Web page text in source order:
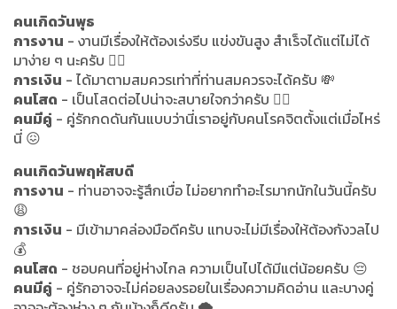
คนเกิดวันพุธ
การงาน - งานมีเรื่องให้ต้องเร่งรีบ แข่งขันสูง สำเร็จได้แต่ไม่ได้
มาง่าย ๆ นะครับ 🏃‍♂️
การเงิน - ได้มาตามสมควรเท่าที่ท่านสมควรจะได้ครับ 💸
คนโสด - เป็นโสดต่อไปน่าจะสบายใจกว่าครับ 🤷‍♂️
คนมีคู่ - คู่รักกดดันกันแบบว่านี่เราอยู่กับคนโรคจิตตั้งแต่เมื่อไหร่
นี่ 😖
คนเกิดวันพฤหัสบดี
การงาน - ท่านอาจจะรู้สึกเบื่อ ไม่อยากทำอะไรมากนักในวันนี้ครับ
😩
การเงิน - มีเข้ามาคล่องมือดีครับ แทบจะไม่มีเรื่องให้ต้องกังวลไป
💰
คนโสด - ชอบคนที่อยู่ห่างไกล ความเป็นไปได้มีแต่น้อยครับ 😔
คนมีคู่ - คู่รักอาจจะไม่ค่อยลงรอยในเรื่องความคิดอ่าน และบางคู่